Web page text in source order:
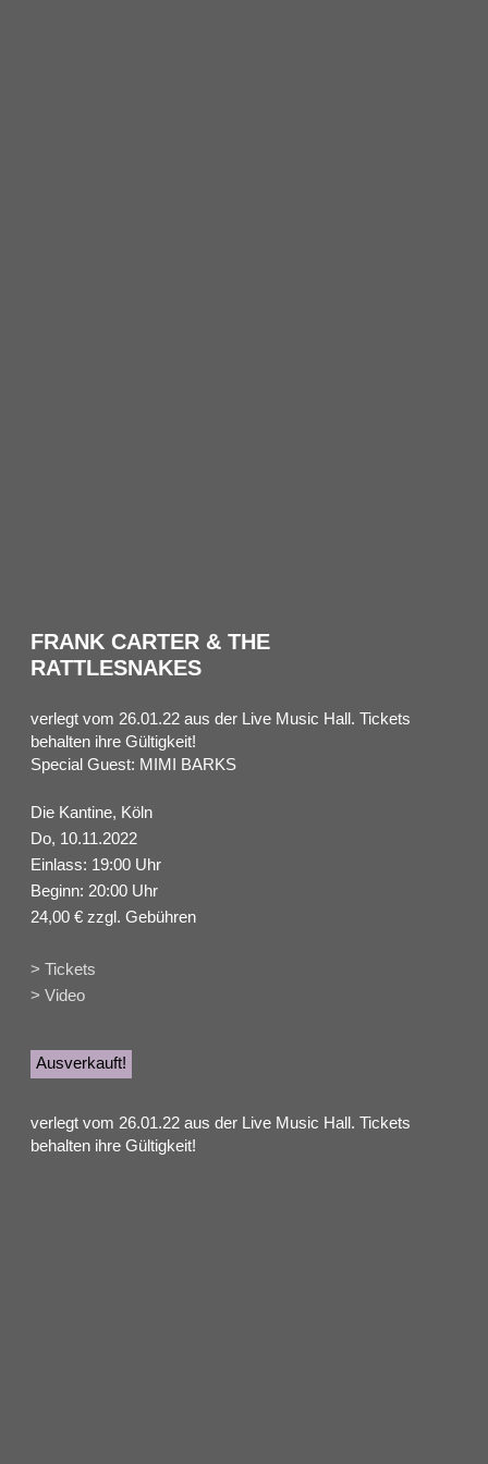
FRANK CARTER & THE
RATTLESNAKES
verlegt vom 26.01.22 aus der Live Music Hall. Tickets
behalten ihre Gültigkeit!
Special Guest: MIMI BARKS
Die Kantine, Köln
Do, 10.11.2022
Einlass: 19:00 Uhr
Beginn: 20:00 Uhr
24,00 € zzgl. Gebühren
> Tickets
> Video
Ausverkauft!
verlegt vom 26.01.22 aus der Live Music Hall. Tickets
behalten ihre Gültigkeit!